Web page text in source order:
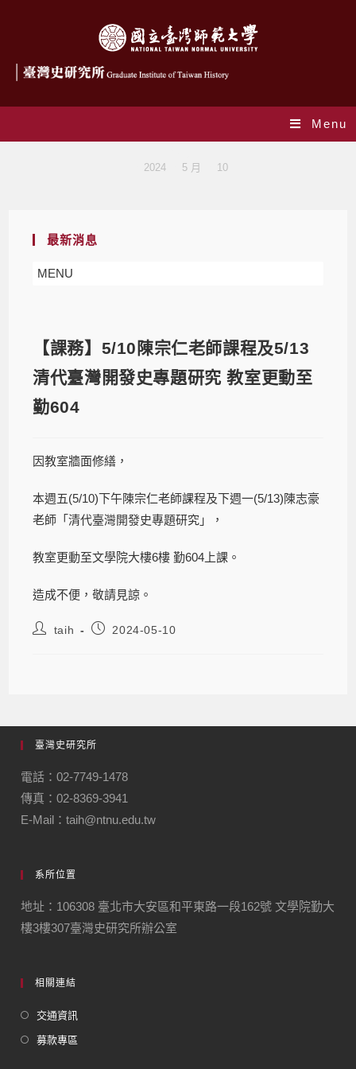
Menu
2024 5 月 10
最新消息
MENU
【課務】5/10陳宗仁老師課程及5/13
清代臺灣開發史專題研究 教室更動至
勤604
因教室牆面修繕，
本週五(5/10)下午陳宗仁老師課程及下週一(5/13)陳志豪
老師「清代臺灣開發史專題研究」，
教室更動至文學院大樓6樓 勤604上課。
造成不便，敬請見諒。
taih 2024-05-10
臺灣史研究所
電話：02-7749-1478
傳真：02-8369-3941
E-Mail：taih@ntnu.edu.tw
系所位置
地址：106308 臺北市大安區和平東路一段162號 文學院勤大
樓3樓307臺灣史研究所辦公室
相關連結
交通資訊
募款專區